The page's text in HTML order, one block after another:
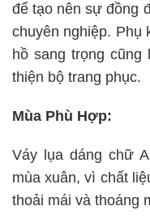
để tạo nên sự đồng
chuyên nghiệp. Phụ
hồ sang trọng
thiện bộ trang phục.
Mùa Phù Hợp:
Váy lụa dáng chữ
mùa xuân, vì chất
thoải mái và thoáng